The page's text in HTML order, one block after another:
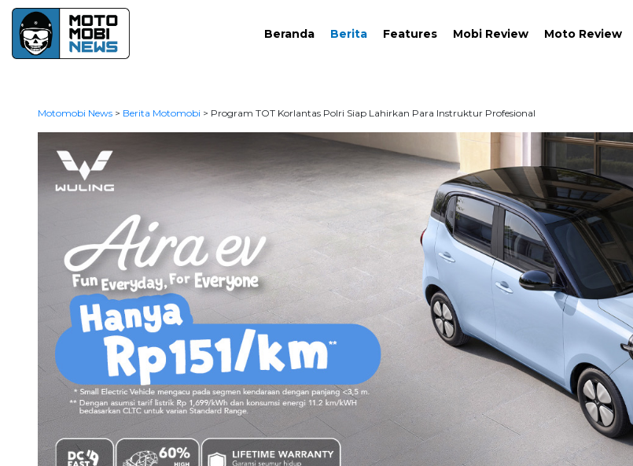
Beranda Berita Features Mobi Review Moto Review
Motomobi News> Berita Motomobi > Program TOT Korlantas Polri Siap Lahirkan Para Instruktur Profesional